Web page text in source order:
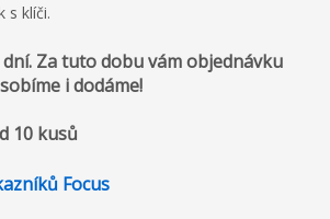
s klíči.
Za tuto dobu vám objednávku
i dodáme!
10 kusů
Focus